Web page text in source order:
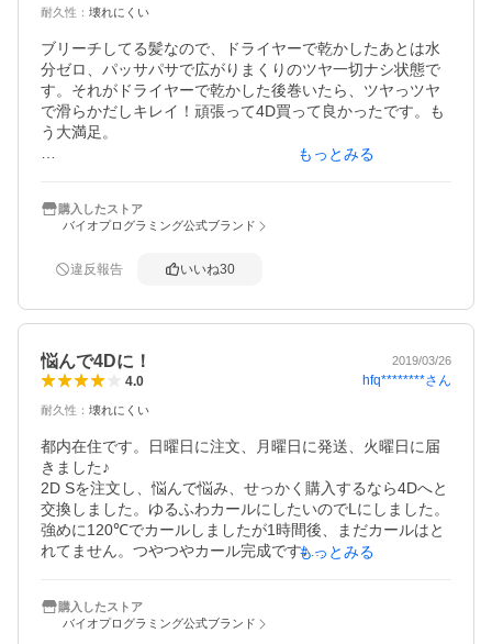
耐久性 ： 壊れにくい
ブリーチしてる髪なので、ドライヤーで乾かしたあとは水
分ゼロ、パッサパサで広がりまくりのツヤ一切ナシ状態で
す。それがドライヤーで乾かした後巻いたら、ツヤっツヤ
で滑らかだしキレイ！頑張って4D買って良かったです。も
う大満足。
カールもちます。ちなみにLですが、ガッツリ巻けるしスプ
レーなどかけなくても全っ然もちます。胸までのロング、
がいいのかもしれません。こんな髪質の人には本当にオス
もっとみる
購入したストア
バイオプログラミング公式ブランド
違反報告 いいね30
悩んで4Dに！ 2019/03/26
4.0 hfq********さん
耐久性 ： 壊れにくい
都内在住です。日曜日に注文、月曜日に発送、火曜日に届
きました♪
2D Sを注文し、悩んで悩み、せっかく購入するなら4Dへと
交換しました。ゆるふわカールにしたいのでLにしました。
強めに120℃でカールしましたが1時間後、まだカールはと
れてません。つやつやカール完成です♪
ちなみに私は、細い猫毛タイプで、縮毛かけて2週間です
が、細いししくせ毛質なのでカールがつきやすいのだとお
もっとみる
購入したストア
バイオプログラミング公式ブランド